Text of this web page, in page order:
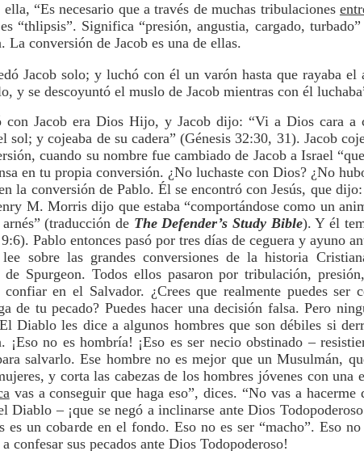
“Es necesario que a través de muchas tribulaciones
“thlipsis”. Significa “presión, angustia, cargado,
conversión de Jacob es una de ellas.
Jacob solo; y luchó con él un varón hasta que rayaba
y se descoyuntó el muslo de Jacob mientras con él
con Jacob era Dios Hijo, y Jacob dijo: “Vi a Dios cara
sol; y cojeaba de su cadera” (Génesis 32:30, 31). Jacob
cuando su nombre fue cambiado de Jacob a Israel
en tu propia conversión. ¿No luchaste con Dios? ¿No
la conversión de Pablo. Él se encontró con Jesús, que
M. Morris dijo que estaba “comportándose como un
(traducción de The Defender’s Study Bible). Y él
Pablo entonces pasó por tres días de ceguera y ayuno
sobre las grandes conversiones de la historia
Spurgeon. Todos ellos pasaron por tribulación,
confiar en el Salvador. ¿Crees que realmente puedes
de tu pecado? Puedes hacer una decisión falsa. Pero
Diablo les dice a algunos hombres que son débiles si
¡Eso no es hombría! ¡Eso es ser necio obstinado –
salvarlo. Ese hombre no es mejor que un Musulmán,
y corta las cabezas de los hombres jóvenes con una
vas a conseguir que haga eso”, dices. “No vas a
Diablo – ¡que se negó a inclinarse ante Dios
es un cobarde en el fondo. Eso no es ser “macho”. Eso
confesar sus pecados ante Dios Todopoderoso!